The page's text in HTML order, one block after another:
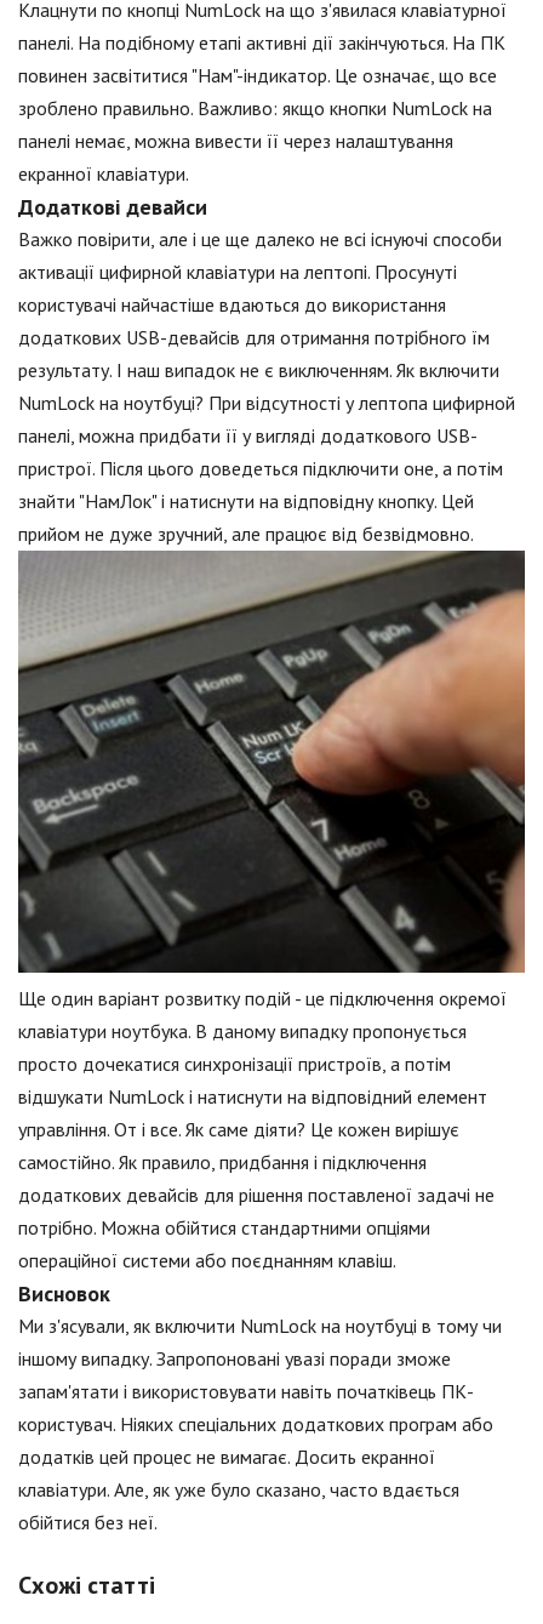
Клацнути по кнопці NumLock на що з'явилася клавіатурної
панелі. На подібному етапі активні дії закінчуються. На ПК
повинен засвітитися "Нам"-індикатор. Це означає, що все
зроблено правильно. Важливо: якщо кнопки NumLock на
панелі немає, можна вивести її через налаштування
екранної клавіатури.
Додаткові девайси
Важко повірити, але і це ще далеко не всі існуючі способи
активації цифирной клавіатури на лептопі. Просунуті
користувачі найчастіше вдаються до використання
додаткових USB-девайсів для отримання потрібного їм
результату. І наш випадок не є виключенням. Як включити
NumLock на ноутбуці? При відсутності у лептопа цифирной
панелі, можна придбати її у вигляді додаткового USB-
пристрої. Після цього доведеться підключити оне, а потім
знайти "НамЛок" і натиснути на відповідну кнопку. Цей
прийом не дуже зручний, але працює від безвідмовно.
Ще один варіант розвитку подій - це підключення окремої
клавіатури ноутбука. В даному випадку пропонується
просто дочекатися синхронізації пристроїв, а потім
відшукати NumLock і натиснути на відповідний елемент
управління. От і все. Як саме діяти? Це кожен вирішує
самостійно. Як правило, придбання і підключення
додаткових девайсів для рішення поставленої задачі не
потрібно. Можна обійтися стандартними опціями
операційної системи або поєднанням клавіш.
Висновок
Ми з'ясували, як включити NumLock на ноутбуці в тому чи
іншому випадку. Запропоновані увазі поради зможе
запам'ятати і використовувати навіть початківець ПК-
користувач. Ніяких спеціальних додаткових програм або
додатків цей процес не вимагає. Досить екранної
клавіатури. Але, як уже було сказано, часто вдається
обійтися без неї.
Схожі статті